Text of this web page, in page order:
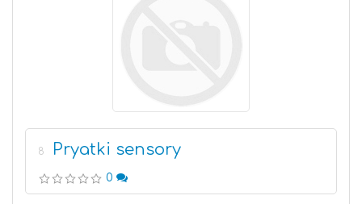
8 Pryatki sensory
0